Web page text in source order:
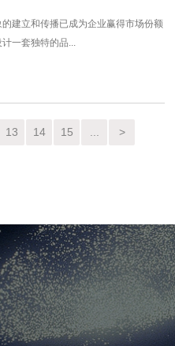
建立和传播已成为企业赢得市场份额
一套独特的品...
13 14 15 >